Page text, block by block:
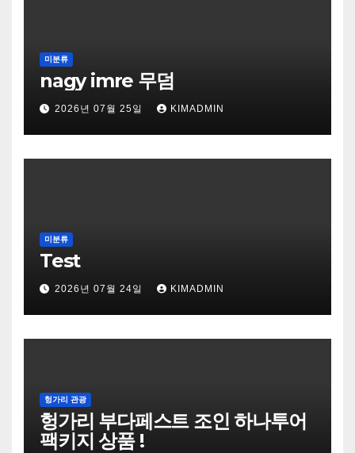
미분류
nagy imre 무덤
2026년 07월 25일 KIMADMIN
미분류
Test
2026년 07월 24일 KIMADMIN
헝가리 관광
헝가리 부다페스트 조인 하나투어
팩키지 상품 !